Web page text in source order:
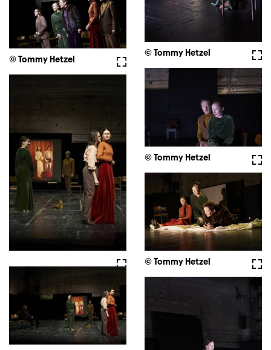
© Tommy Hetzel
Vollbild
© Tommy Hetzel
© Tommy Hetzel
Vollbild© Tommy Hetzel